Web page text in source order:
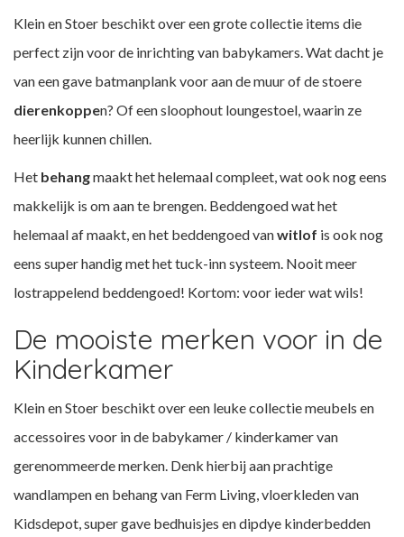
Klein en Stoer beschikt over een grote collectie items die
perfect zijn voor de inrichting van babykamers. Wat dacht je
van een gave batmanplank voor aan de muur of de stoere
dierenkoppen? Of een sloophout loungestoel, waarin ze
heerlijk kunnen chillen.
Het behangmaakt het helemaal compleet, wat ook nog eens
makkelijk is om aan te brengen. Beddengoed wat het
helemaal af maakt, en het beddengoed vanwitlof is ook nog
eens super handig met het tuck-inn systeem. Nooit meer
lostrappelend beddengoed! Kortom: voor ieder wat wils!
De mooiste merken voor in de
Kinderkamer
Klein en Stoer beschikt over een leuke collectie meubels en
accessoires voor in de babykamer / kinderkamer van
gerenommeerde merken. Denk hierbij aan prachtige
wandlampen en behang van Ferm Living, vloerkleden van
Kidsdepot, super gave bedhuisjes en dipdye kinderbedden